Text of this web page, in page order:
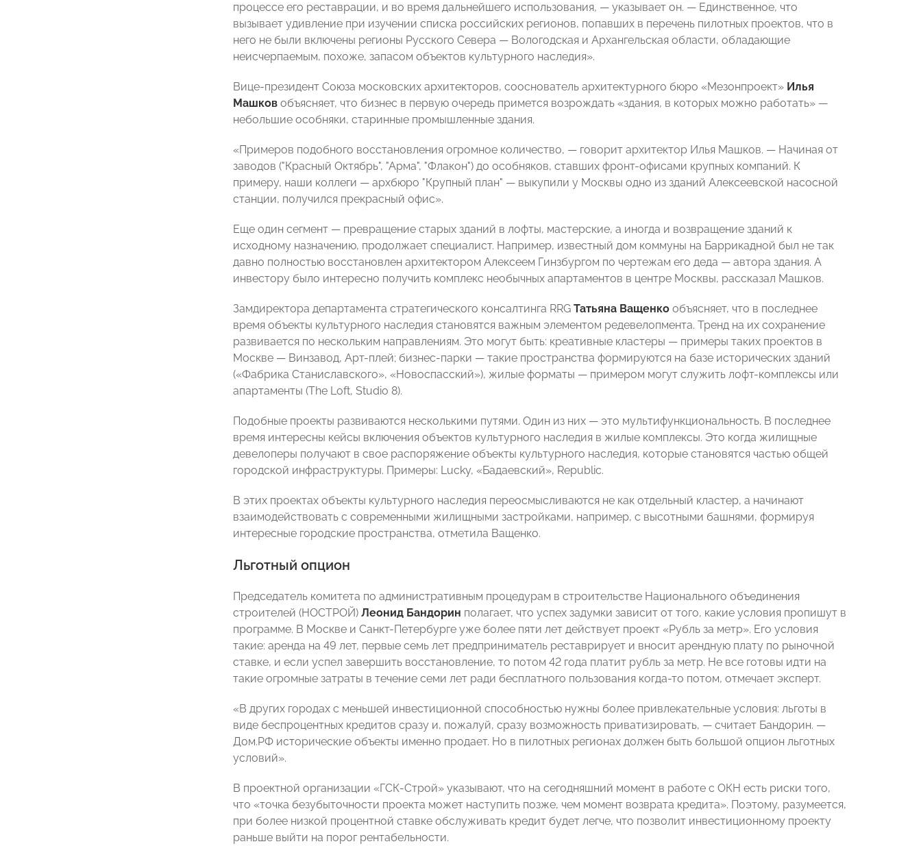
процессе его реставрации, и во время дальнейшего использования, — указывает он. — Единственное, что
вызывает удивление при изучении списка российских регионов, попавших в перечень пилотных проектов, что в
него не были включены регионы Русского Севера — Вологодская и Архангельская области, обладающие
неисчерпаемым, похоже, запасом объектов культурного наследия».
Вице-президент Союза московских архитекторов, сооснователь архитектурного бюро «Мезонпроект» Илья
Машков объясняет, что бизнес в первую очередь примется возрождать «здания, в которых можно работать» —
небольшие особняки, старинные промышленные здания.
«Примеров подобного восстановления огромное количество, — говорит архитектор Илья Машков. — Начиная от
заводов ("Красный Октябрь", "Арма", "Флакон") до особняков, ставших фронт-офисами крупных компаний. К
примеру, наши коллеги — архбюро "Крупный план" — выкупили у Москвы одно из зданий Алексеевской насосной
станции, получился прекрасный офис».
Еще один сегмент — превращение старых зданий в лофты, мастерские, а иногда и возвращение зданий к
исходному назначению, продолжает специалист. Например, известный дом коммуны на Баррикадной был не так
давно полностью восстановлен архитектором Алексеем Гинзбургом по чертежам его деда — автора здания. А
инвестору было интересно получить комплекс необычных апартаментов в центре Москвы, рассказал Машков.
Замдиректора департамента стратегического консалтинга RRG Татьяна Ващенко объясняет, что в последнее
время объекты культурного наследия становятся важным элементом редевелопмента. Тренд на их сохранение
развивается по нескольким направлениям. Это могут быть: креативные кластеры — примеры таких проектов в
Москве — Винзавод, Арт-плей; бизнес-парки — такие пространства формируются на базе исторических зданий
(«Фабрика Станиславского», «Новоспасский»), жилые форматы — примером могут служить лофт-комплексы или
апартаменты (The Loft, Studio 8).
Подобные проекты развиваются несколькими путями. Один из них — это мультифункциональность. В последнее
время интересны кейсы включения объектов культурного наследия в жилые комплексы. Это когда жилищные
девелоперы получают в свое распоряжение объекты культурного наследия, которые становятся частью общей
городской инфраструктуры. Примеры: Lucky, «Бадаевский», Republic.
В этих проектах объекты культурного наследия переосмысливаются не как отдельный кластер, а начинают
взаимодействовать с современными жилищными застройками, например, с высотными башнями, формируя
интересные городские пространства, отметила Ващенко.
Льготный опцион
Председатель комитета по административным процедурам в строительстве Национального объединения
строителей (НОСТРОЙ) Леонид Бандорин полагает, что успех задумки зависит от того, какие условия пропишут в
программе. В Москве и Санкт-Петербурге уже более пяти лет действует проект «Рубль за метр». Его условия
такие: аренда на 49 лет, первые семь лет предприниматель реставрирует и вносит арендную плату по рыночной
ставке, и если успел завершить восстановление, то потом 42 года платит рубль за метр. Не все готовы идти на
такие огромные затраты в течение семи лет ради бесплатного пользования когда-то потом, отмечает эксперт.
«В других городах с меньшей инвестиционной способностью нужны более привлекательные условия: льготы в
виде беспроцентных кредитов сразу и, пожалуй, сразу возможность приватизировать, — считает Бандорин. —
Дом.РФ исторические объекты именно продает. Но в пилотных регионах должен быть большой опцион льготных
условий».
В проектной организации «ГСК-Строй» указывают, что на сегодняшний момент в работе с ОКН есть риски того,
что «точка безубыточности проекта может наступить позже, чем момент возврата кредита». Поэтому, разумеется,
при более низкой процентной ставке обслуживать кредит будет легче, что позволит инвестиционному проекту
раньше выйти на порог рентабельности.